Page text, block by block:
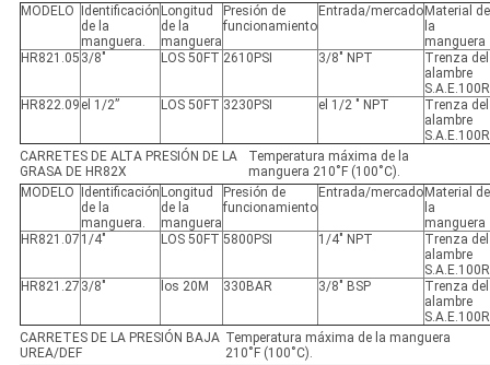
MODELO
Identificación
de la
manguera.
Longitud
de la
manguera
Presión de
funcionamiento
Entrada/mercado Material de
la
manguera
HR821.05 3/8" LOS 50FT 2610PSI 3/8" NPT
Trenza del
alambre
HR822.09 el 1/2” LOS 50FT 3230PSI el 1/2 " NPT
Trenza del
alambre
CARRETES DE ALTA PRESIÓN DE LA
GRASA DE HR82X
Temperatura máxima de la
manguera 210˚F (100˚C).
MODELO
Identificación
de la
manguera.
Longitud
de la
manguera
Presión de
funcionamiento
Entrada/mercado Material de
la
manguera
HR821.07 1/4" LOS 50FT 5800PSI 1/4" NPT
Trenza del
alambre
HR821.27 3/8" los 20M 330BAR 3/8" BSP
Trenza del
alambre
CARRETES DE LA PRESIÓN BAJA
UREA/DEF
Temperatura máxima de la manguera
210˚F (100˚C).